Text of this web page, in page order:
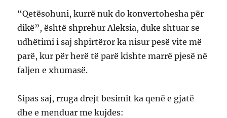
“Qetësohuni, kurrë nuk do konvertohesha për
dikë”, është shprehur Aleksia, duke shtuar se
udhëtimi i saj shpirtëror ka nisur pesë vite më
parë, kur për herë të parë kishte marrë pjesë në
faljen e xhumasë.
Sipas saj, rruga drejt besimit ka qenë e gjatë
dhe e menduar me kujdes: